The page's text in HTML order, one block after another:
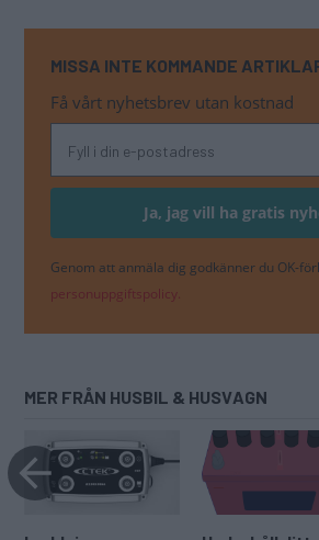
MISSA INTE KOMMANDE
Få vårt nyhetsbrev utan kostnad
Genom att anmäla dig godkänner du OK-
personuppgiftspolicy.
MER FRÅN HUSBIL & HUSVAGN